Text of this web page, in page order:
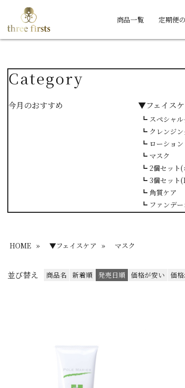
商品一覧 定期便
Category
今月のおすすめ ▼フェイス
┗ スペシャル
┗ クレンジ
┗ ローション
┗ マスク
┗ 2個セット
┗ 3個セット
┗ 角質ケア
┗ ファンデ
HOME » ▼フェイスケア » マスク
並び替え 商品名 新着順 発売日順 価格が安い 価